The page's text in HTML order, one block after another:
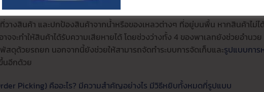
างสินค้า และปกป้องสินค้าจากน้ำหรือของเหลวต่างๆ ที่อยู่บนพื้น หากสินค้าไม่ไ
จจะทำให้สินค้าได้รับความเสียหายได้ โดยช่วงว่างทั้ง 4 ของพาเลทยังช่วยอำนวย
สดุด้วยรถยก นอกจากนี้ยังช่วยให้สามารถจัดทำระบบการจัดเก็บและรูปแบบการ
นอีกด้วย
Picking) คืออะไร? มีความสำคัญอย่างไร มีวิธีหยิบทั้งหมดกี่รูปแบบ